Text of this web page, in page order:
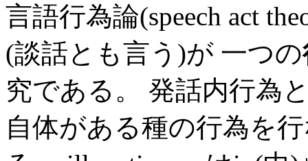
言語行為論(speech act
(談話とも言う)が 一つの
究である。 発話内行為
自体がある種の行為を